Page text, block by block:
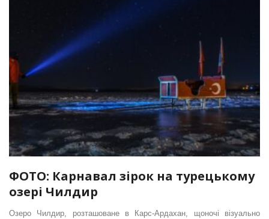
ФОТО: Карнавал зірок на турецькому
озері Чилдир
Озеро Чилдир, розташоване в Карс-Ардахан, щоночі візуально